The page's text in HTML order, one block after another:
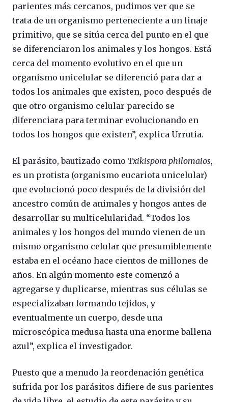
parientes más cercanos, pudimos ver que se
trata de un organismo perteneciente a un linaje
primitivo, que se sitúa cerca del punto en el que
se diferenciaron los animales y los hongos. Está
cerca del momento evolutivo en el que un
organismo unicelular se diferenció para dar a
todos los animales que existen, poco después de
que otro organismo celular parecido se
diferenciara para terminar evolucionando en
todos los hongos que existen”, explica Urrutia.
El parásito, bautizado como Txikispora philomaios,
es un protista (organismo eucariota unicelular)
que evolucionó poco después de la división del
ancestro común de animales y hongos antes de
desarrollar su multicelularidad. “Todos los
animales y los hongos del mundo vienen de un
mismo organismo celular que presumiblemente
estaba en el océano hace cientos de millones de
años. En algún momento este comenzó a
agregarse y duplicarse, mientras sus células se
especializaban formando tejidos, y
eventualmente un cuerpo, desde una
microscópica medusa hasta una enorme ballena
azul”, explica el investigador.
Puesto que a menudo la reordenación genética
sufrida por los parásitos difiere de sus parientes